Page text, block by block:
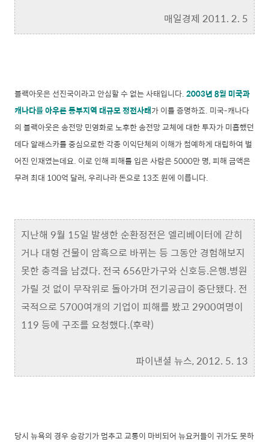
매일경제 2011. 2. 5
블랙아웃은 선진국이라고 안심할 수 없는 사태입니다.2003년 8월 미국과
캐나다를 아우른 동부지역 대규모 정전사태가 이를 증명하죠. 미국-캐나다
의 블랙아웃은 송전망 민영화로 노후한 송전망 교체에 대한 투자가 미흡했던
데다 알래스카를 중심으로한 각종 이익단체의 이해가 첨예하게 대립하여 벌
어진 인재였는데요. 이로 인해 피해를 입은 사람은 5000만 명, 피해 금액은
무려 최대 100억 달러, 우리나라 돈으로 13조 원에 이릅니다.
지난해 9월 15일 발생한 순환정전은 엘리베이터에 갇히
거나 대형 건물이 암흑으로 바뀌는 등 그동안 경험해보지
못한 충격을 남겼다. 전국 656만가구와 신호등.은행.병원
가릴 것 없이 무작위로 돌아가며 전기공급이 중단됐다. 전
국적으로 5700여개의 기업이 피해를 봤고 2900여명이
119 등에 구조를 요청했다.(후략)
파이낸셜 뉴스, 2012. 5. 13
당시 뉴욕의 경우 승강기가 멈추고 교통이 마비되어 뉴요커들이 귀가도 못하